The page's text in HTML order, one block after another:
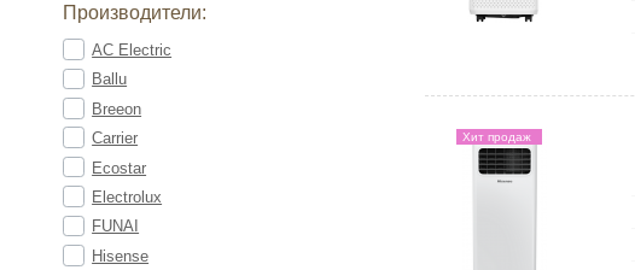
Производители:
AC Electric
Ballu
Breeon
Carrier
Ecostar
Electrolux
FUNAI
Hisense
Хит продаж